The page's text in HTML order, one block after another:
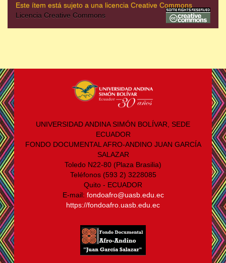
Este ítem está sujeto a una licencia Creative Commons
Licencia Creative Commons
UNIVERSIDAD ANDINA SIMÓN BOLÍVAR, SEDE
ECUADOR
FONDO DOCUMENTAL AFRO-ANDINO JUAN GARCÍA
SALAZAR
Toledo N22-80 (Plaza Brasilia)
Teléfonos (593 2) 3228085
Quito - ECUADOR
E-mail: fondoafro@uasb.edu.ec
https://fondoafro.uasb.edu.ec